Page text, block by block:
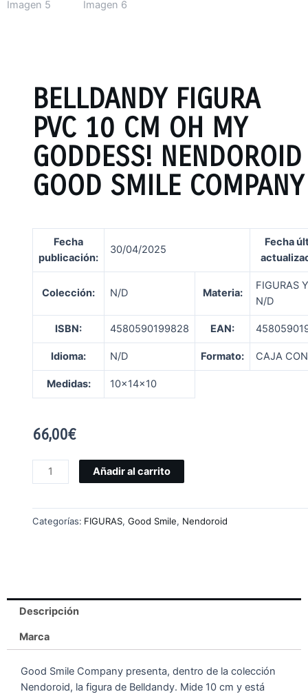
BELLDANDY FIGURA
PVC 10 CM OH MY
GODDESS! NENDOROID
GOOD SMILE COMPANY
Fecha
publicación:
30/04/2025
Fecha
Colección: N/D Materia:
FIGURAS
N/D
ISBN: 4580590199828 EAN:
Idioma: N/D Formato: CAJA
Medidas: 10x14x10
66,00€
Añadir al carrito
Categorías: FIGURAS, Good Smile, Nendoroid
Descripción
Marca
Good Smile Company presenta, dentro de la colección
Nendoroid, la figura de Belldandy. Mide 10 cm y está